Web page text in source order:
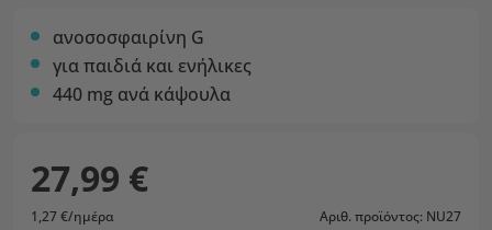
ανοσοσφαιρίνη G
για παιδιά και ενήλικες
440 mg ανά κάψουλα
27,99 €
1,27 €/ημέρα
Αριθ. προϊόντος: NU27